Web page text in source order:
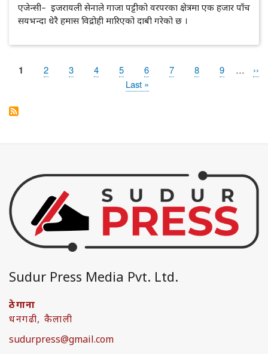
एजेन्सी– इजरायली सेनाले गाजा पट्टीको वरपरका क्षेत्रमा एक हजार पाँच
सयभन्दा धेरै हमास विद्रोही मारिएको दाबी गरेको छ ।
Pagination
Page
1 Page
2 Page
3 Page
4 Page
5 Page
6 Page
7 Page
8 Page
9 …
››
Last
Last »
Sudur Press Media Pvt. Ltd.
ठेगाना
धनगढी, कैलाली
sudurpress@gmail.com